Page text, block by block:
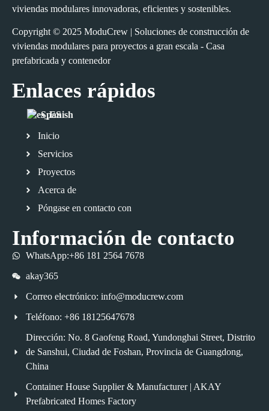
viviendas modulares innovadoras, eficientes y sostenibles.
Copyright © 2025 ModuCrew | Soluciones de construcción de
viviendas modulares para proyectos a gran escala - Casa
prefabricada y contenedor
Enlaces rápidos
Spanish
Inicio
Servicios
Proyectos
Acerca de
Póngase en contacto con
Información de contacto
WhatsApp:+86 181 2564 7678
akay365
Correo electrónico: info@moducrew.com
Teléfono: +86 18125647678
Dirección: No. 8 Gaofeng Road, Yundonghai Street, Distrito
de Sanshui, Ciudad de Foshan, Provincia de Guangdong,
China
Container House Supplier & Manufacturer | AKAY
Prefabricated Homes Factory